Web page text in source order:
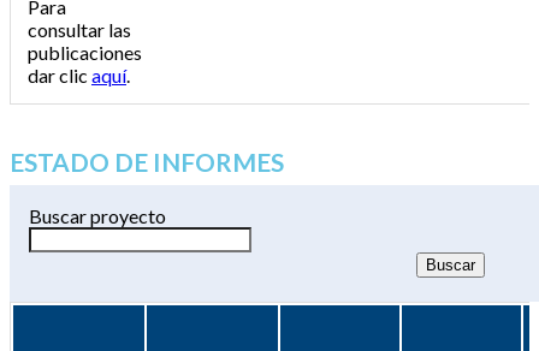
Para
consultar las
publicaciones
dar clic aquí.
ESTADO DE INFORMES
Buscar proyecto